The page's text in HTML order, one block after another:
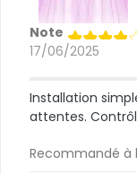
Note
17/06/2025
Installation
attentes.
Recommandé à